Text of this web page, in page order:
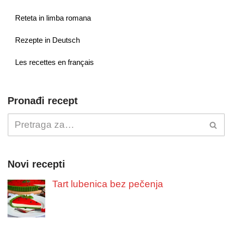
Reteta in limba romana
Rezepte in Deutsch
Les recettes en français
Pronađi recept
Novi recepti
Tart lubenica bez pečenja